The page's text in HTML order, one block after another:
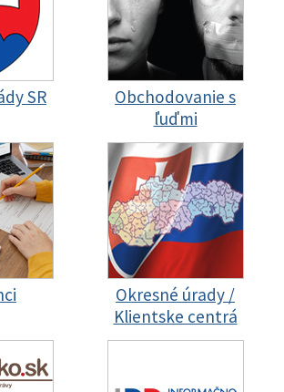
SR
Obchodovanie s
ľuďmi
Okresné úrady /
Klientske centrá